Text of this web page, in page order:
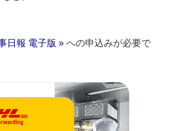
日報 電子版 » への申込みが必要で